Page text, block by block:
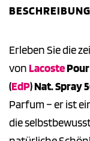
BESCHREIBUNG
Erleben Sie die
vonLacoste
(EdP) Nat. Spray
Parfum – er ist
die